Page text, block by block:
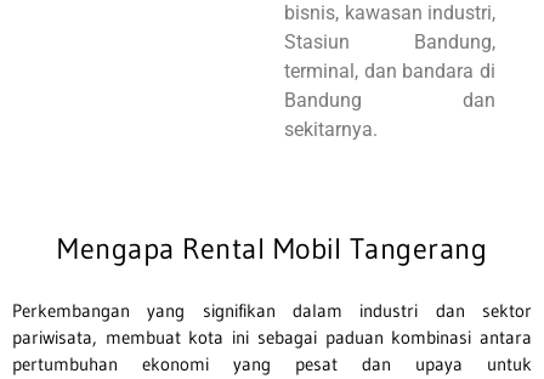
bisnis, kawasan industri,
Stasiun Bandung,
terminal, dan bandara di
Bandung dan
sekitarnya.
Mengapa Rental Mobil Tangerang
Perkembangan yang signifikan dalam industri dan sektor
pariwisata, membuat kota ini sebagai paduan kombinasi antara
pertumbuhan ekonomi yang pesat dan upaya untuk